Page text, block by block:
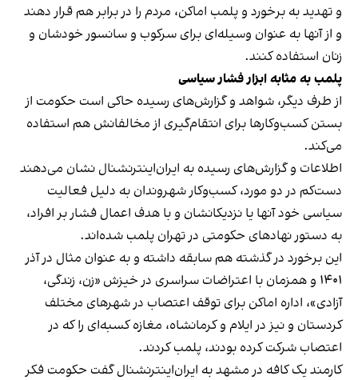
و تهدید به برخورد و پلمب اماکن، مردم را در برابر هم قرار دهند
و از آنها به عنوان وسیله‌ای برای سرکوب و سانسور خودشان و
زنان استفاده کنند.
پلمب به مثابه ابزار فشار سیاسی
از طرف دیگر، شواهد و گزارش‌های رسیده حاکی است حکومت از
بستن کسب‌وکارها برای انتقام‌گیری از مخالفانش هم استفاده
می‌کند.
اطلاعات و گزارش‌های رسیده به ایران‌اینترنشنال نشان می‌دهند
دست‌کم در دو مورد، کسب‌وکار شهروندان به دلیل فعالیت
سیاسی خود آنها یا نزدیکانشان و با هدف اعمال فشار بر افراد،
به دستور نهادهای حکومتی در تهران پلمب شده‌اند.
این برخورد در گذشته هم سابقه داشته و به عنوان مثال در آذر
۱۴۰۱ و همزمان با اعتراضات سراسری در خیزش «زن، زندگی،
آزادی»، اداره اماکن برای توقف اعتصاب در شهرهای مختلف
کردستان و نیز در ایلام و کرمانشاه، مغازه کسبه‌ای را که در
اعتصاب شرکت کرده بودند، پلمب کردند.
کارمند یک کافه در مشهد به ایران‌اینترنشنال گفت حکومت فکر